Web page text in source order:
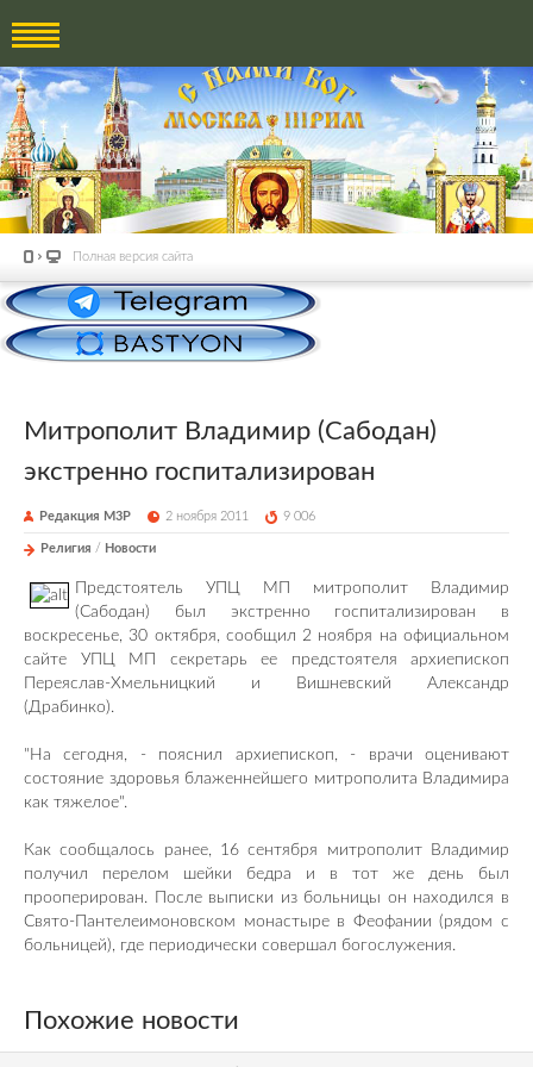
Полная версия сайта
Митрополит Владимир (Сабодан)
экстренно госпитализирован
Редакция М3Р 2 ноября 2011 9 006
Религия / Новости
Предстоятель УПЦ МП митрополит Владимир
(Сабодан) был экстренно госпитализирован в
воскресенье, 30 октября, сообщил 2 ноября на официальном
сайте УПЦ МП секретарь ее предстоятеля архиепископ
Переяслав-Хмельницкий и Вишневский Александр
(Драбинко).
"На сегодня, - пояснил архиепископ, - врачи оценивают
состояние здоровья блаженнейшего митрополита Владимира
как тяжелое".
Как сообщалось ранее, 16 сентября митрополит Владимир
получил перелом шейки бедра и в тот же день был
прооперирован. После выписки из больницы он находился в
Свято-Пантелеимоновском монастыре в Феофании (рядом с
больницей), где периодически совершал богослужения.
Похожие новости